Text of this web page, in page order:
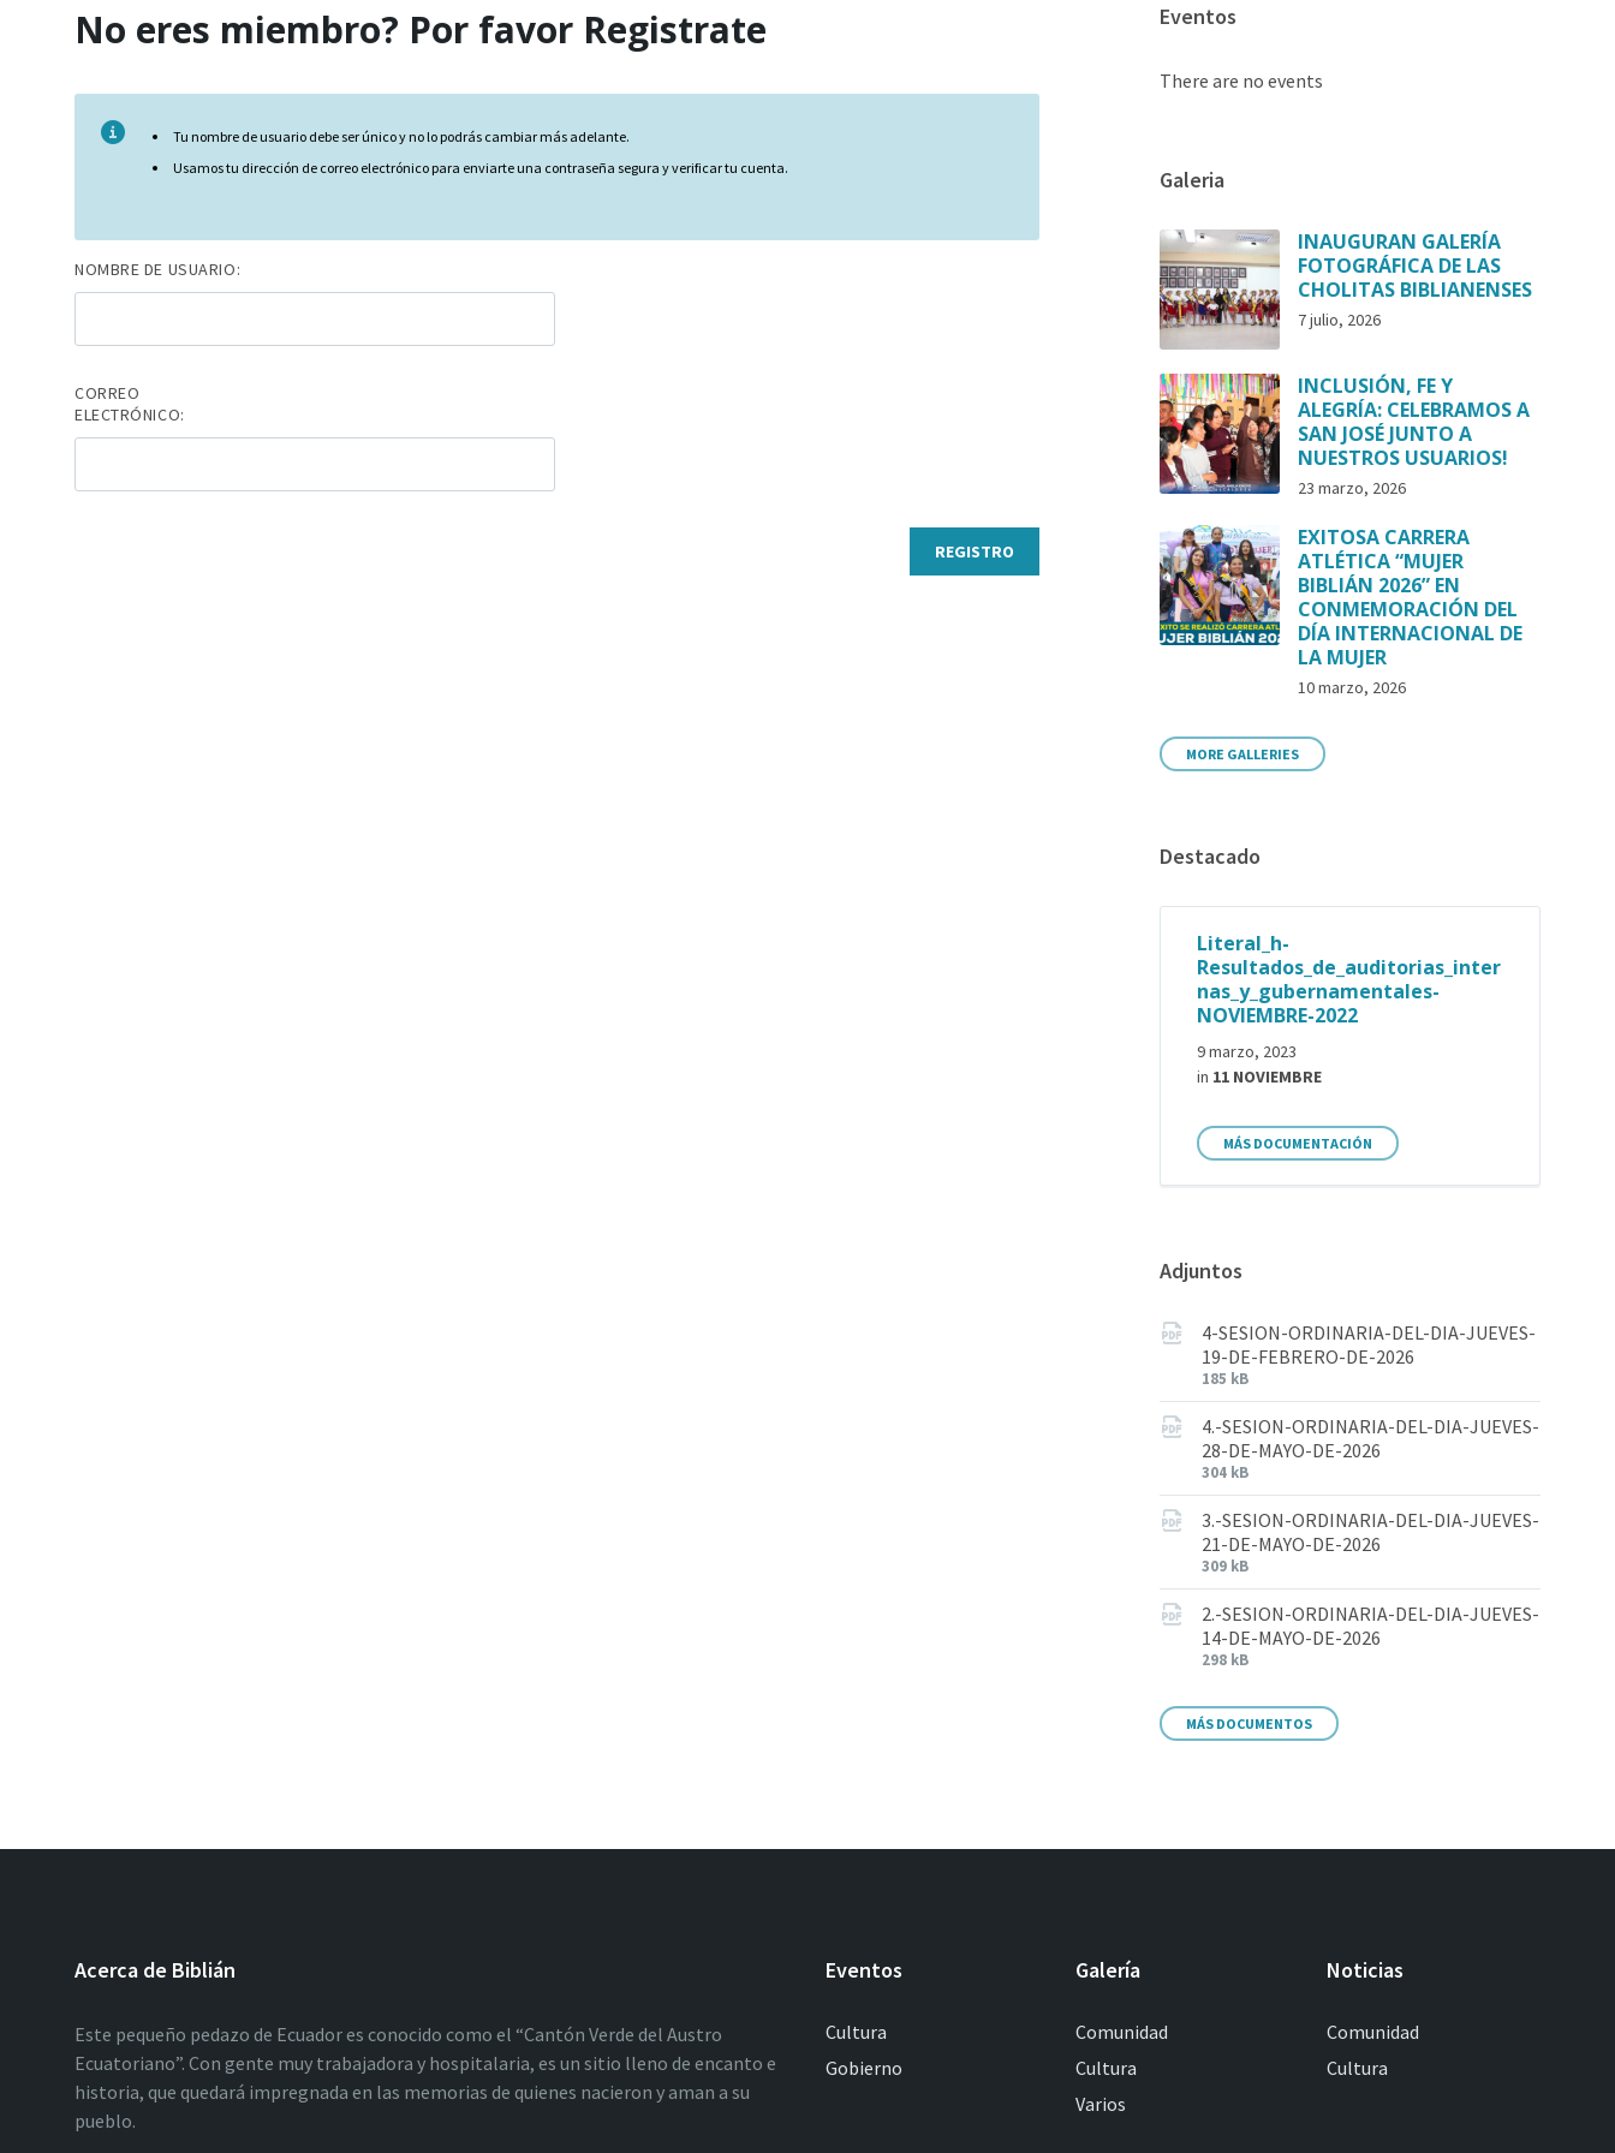
No eres miembro? Por favor Registrate
Tu nombre de usuario debe ser único y no lo podrás cambiar más adelante.
Usamos tu dirección de correo electrónico para enviarte una contraseña segura y verificar tu cuenta.
NOMBRE DE USUARIO:
CORREO
ELECTRÓNICO:
REGISTRO
Eventos
There are no events
Galeria
INAUGURAN GALERÍA
FOTOGRÁFICA DE LAS
CHOLITAS BIBLIANENSES
7 julio, 2026
INCLUSIÓN, FE Y
ALEGRÍA: CELEBRAMOS A
SAN JOSÉ JUNTO A
NUESTROS USUARIOS!
23 marzo, 2026
EXITOSA CARRERA
ATLÉTICA “MUJER
BIBLIÁN 2026” EN
CONMEMORACIÓN DEL
DÍA INTERNACIONAL DE
LA MUJER
10 marzo, 2026
MORE GALLERIES
Destacado
Literal_h-
Resultados_de_auditorias_inter
nas_y_gubernamentales-
NOVIEMBRE-2022
9 marzo, 2023
in 11 NOVIEMBRE
MÁS DOCUMENTACIÓN
Adjuntos
4-SESION-ORDINARIA-DEL-DIA-JUEVES-
19-DE-FEBRERO-DE-2026
185 kB
4.-SESION-ORDINARIA-DEL-DIA-JUEVES-
28-DE-MAYO-DE-2026
304 kB
3.-SESION-ORDINARIA-DEL-DIA-JUEVES-
21-DE-MAYO-DE-2026
309 kB
2.-SESION-ORDINARIA-DEL-DIA-JUEVES-
14-DE-MAYO-DE-2026
298 kB
MÁS DOCUMENTOS
Acerca de Biblián
Este pequeño pedazo de Ecuador es conocido como el “Cantón Verde del Austro
Ecuatoriano”. Con gente muy trabajadora y hospitalaria, es un sitio lleno de encanto e
historia, que quedará impregnada en las memorias de quienes nacieron y aman a su
pueblo.
Eventos
Cultura
Gobierno
Galería
Comunidad
Cultura
Varios
Noticias
Comunidad
Cultura